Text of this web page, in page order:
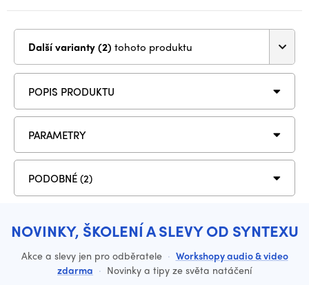
Další varianty (2) tohoto produktu
POPIS PRODUKTU
PARAMETRY
PODOBNÉ (2)
NOVINKY, ŠKOLENÍ A SLEVY OD SYNTEXU
Akce a slevy jen pro odběratele · Workshopy audio & video
zdarma · Novinky a tipy ze světa natáčení